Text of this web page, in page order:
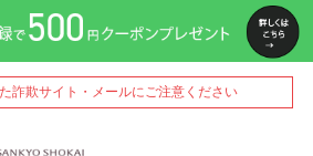
詐欺サイト・メールにご注意ください
ペー
ジト
ップ
へ